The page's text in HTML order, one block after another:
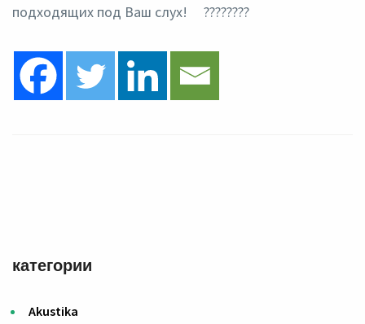
подходящих под Ваш слух!
????????
категории
Akustika